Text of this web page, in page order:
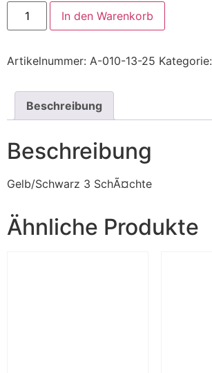
In den Warenkorb
Artikelnummer: A-010-13-25 Kategorie:
Beschreibung
Beschreibung
Gelb/Schwarz 3 SchÃ¤chte
Ähnliche Produkte